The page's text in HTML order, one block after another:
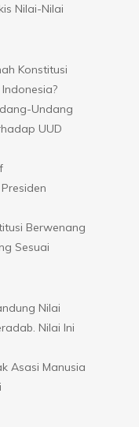
Nilai-Nilai
Konstitusi
Undang
UUD
Berwenang
Sesuai
Nilai
Nilai Ini
Asasi Manusia